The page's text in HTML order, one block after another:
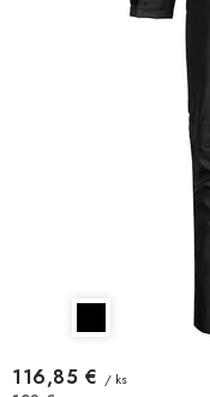
116,85 € / ks